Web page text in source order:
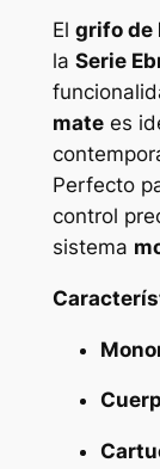
a
l
t
o
p
i
c
a
m
El grifo de
la Serie
matees
Perfecto
control
sistema